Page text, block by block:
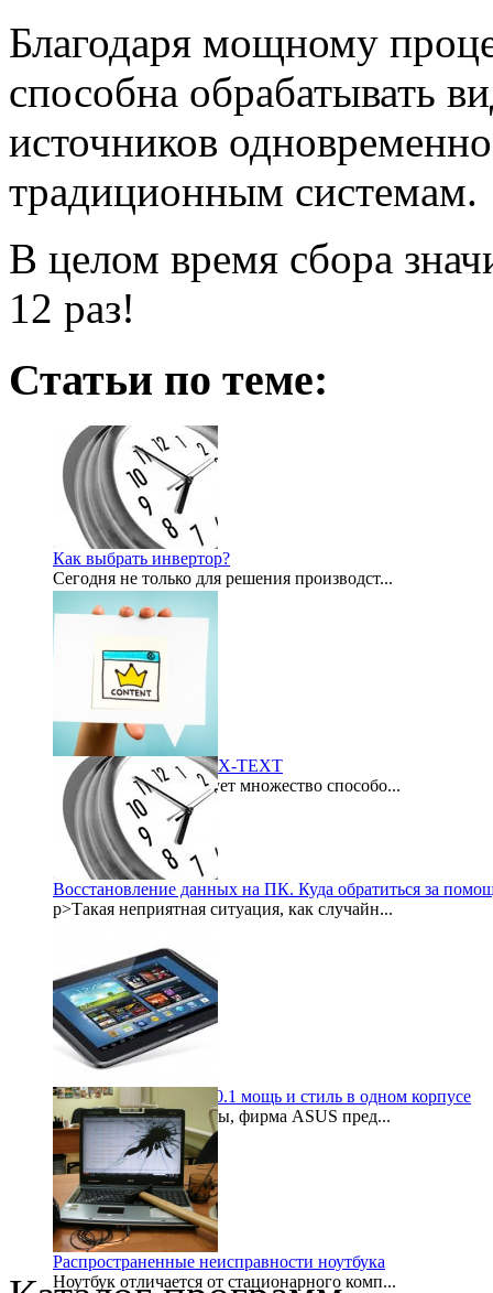
Благодаря мощному
способна обрабатывать
источников
традиционным системам.
В целом время сбора
12 раз!
Статьи по теме:
Как выбрать инвертор?
Сегодня не только для решения производст...
Биржа контента LYNIX-TEXT
В интернете существует множество способо...
2015-09-21
Восстановление данных на ПК. Куда обратиться за
p>Такая неприятная ситуация, как случайн...
Samsung galaxy note 10.1 мощь и стиль в одном корпусе
После некоторой паузы, фирма ASUS пред...
1999-11-30
Распространенные неисправности ноутбука
Ноутбук отличается от стационарного комп...